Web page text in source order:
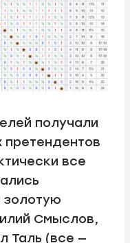
получали
претендентов
все
Смыслов,
Таль (все —